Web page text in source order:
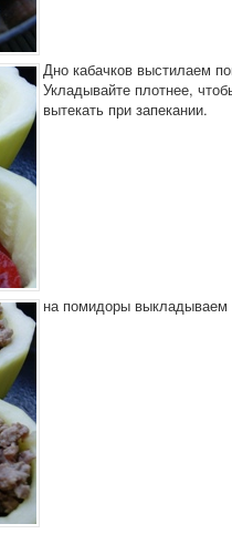
Дно кабачков выстилаем
Укладывайте плотнее,
вытекать при запекании.
на помидоры